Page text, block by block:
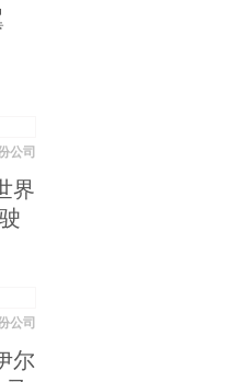
公司
界
公司
尔